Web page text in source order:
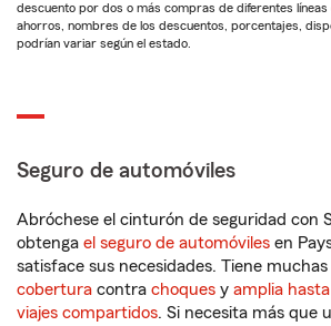
descuento por dos o más compras de diferentes líneas
ahorros, nombres de los descuentos, porcentajes,
podrían variar según el estado.
Seguro de automóviles
Abróchese el cinturón de seguridad con
obtenga el seguro de automóviles en
satisface sus necesidades. Tiene
cobertura contra choques y amplia
viajes compartidos. Si necesita más que